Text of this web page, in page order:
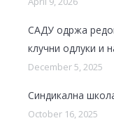
САДУ одржа
клучни одлуки и
December 5, 2025
Синдикална
October 16, 2025